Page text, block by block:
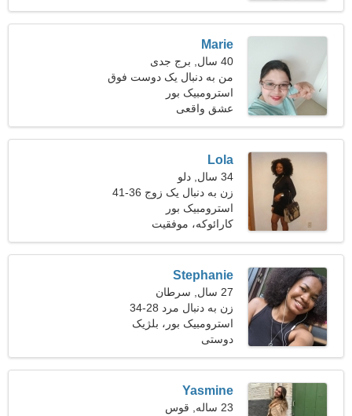
Marie
40 سال, برج جدی
من به دنبال یک دوست فوق
العاده برای زندگی هستم
استرومبیک بور
عشق واقعی
Lola
34 سال, دلو
زن به دنبال یک زوج 36-41
استرومبیک بور
کارائوکه، موفقیت
Stephanie
27 سال, سرطان
زن به دنبال مرد 28-34
استرومبیک بور، بلژیک
دوستی
Yasmine
23 ساله, قوس